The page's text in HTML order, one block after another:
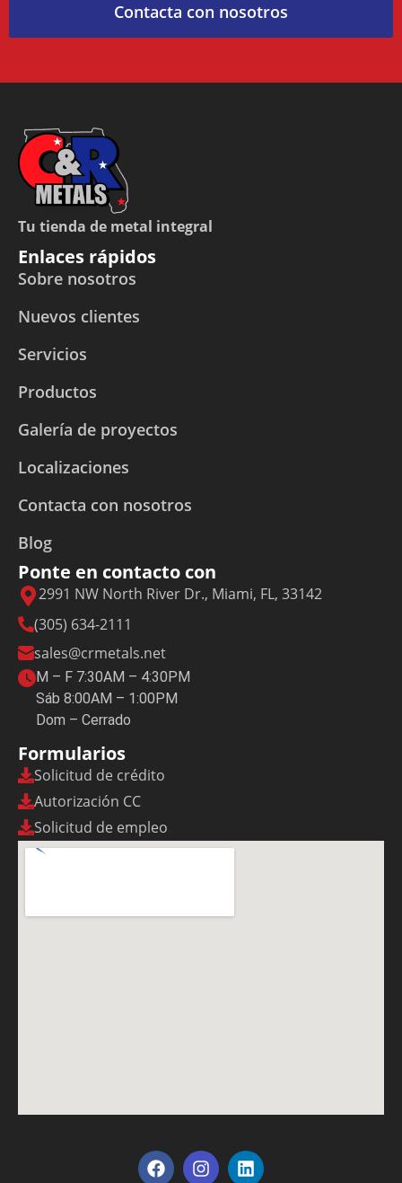
Contacta con nosotros
Tu tienda de metal integral
Enlaces rápidos
Sobre nosotros
Nuevos clientes
Servicios
Productos
Galería de proyectos
Localizaciones
Contacta con nosotros
Blog
Ponte en contacto con
2991 NW North River Dr., Miami, FL, 33142
(305) 634-2111
sales@crmetals.net
M – F 7:30AM – 4:30PM
Sáb 8:00AM – 1:00PM
Dom – Cerrado
Formularios
Solicitud de crédito
Autorización CC
Solicitud de empleo